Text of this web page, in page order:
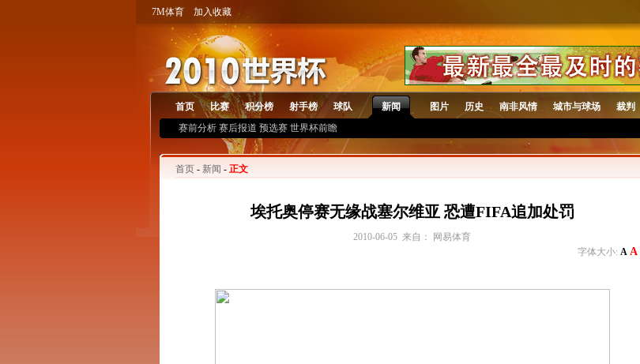
7M体育 加入收藏
首页 比赛 积分榜 射手榜 球队 新闻 图片 历史 南非风情 城市与球场 裁判
赛前分析 赛后报道 预选赛 世界杯前瞻
首页- 新闻 - 正文
埃托奥停赛无缘战塞尔维亚 恐遭FIFA追加处罚
2010-06-05 来自： 网易体育
字体大小: A A